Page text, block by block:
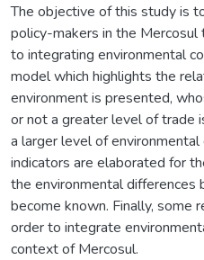
The objective of this study is
policy-makers in the
to integrating environmental
model which highlights the
environment is presented,
or not a greater level of trade
a larger level of
indicators are elaborated for
the environmental differences
become known. Finally, some
order to integrate
context of Mercosul.